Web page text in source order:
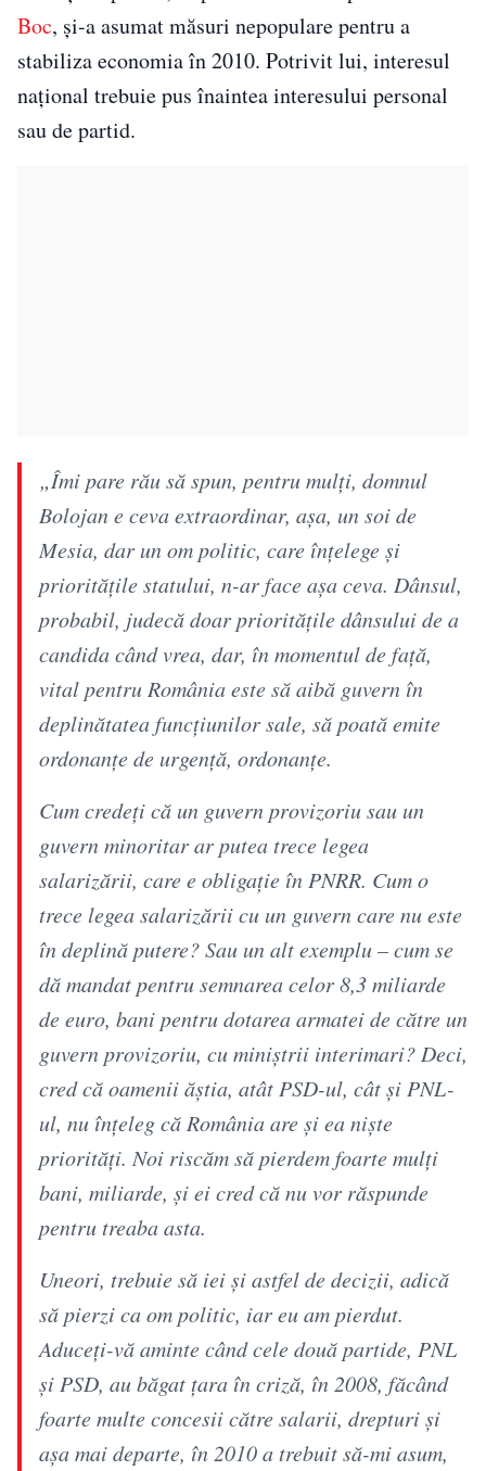
Boc, și-a asumat măsuri nepopulare pentru a
stabiliza economia în 2010. Potrivit lui, interesul
național trebuie pus înaintea interesului personal
sau de partid.
„Îmi pare rău să spun, pentru mulţi, domnul
Bolojan e ceva extraordinar, aşa, un soi de
Mesia, dar un om politic, care înţelege şi
priorităţile statului, n-ar face aşa ceva. Dânsul,
probabil, judecă doar priorităţile dânsului de a
candida când vrea, dar, în momentul de faţă,
vital pentru România este să aibă guvern în
deplinătatea funcţiunilor sale, să poată emite
ordonanţe de urgenţă, ordonanţe.
Cum credeţi că un guvern provizoriu sau un
guvern minoritar ar putea trece legea
salarizării, care e obligaţie în PNRR. Cum o
trece legea salarizării cu un guvern care nu este
în deplină putere? Sau un alt exemplu – cum se
dă mandat pentru semnarea celor 8,3 miliarde
de euro, bani pentru dotarea armatei de către un
guvern provizoriu, cu miniştrii interimari? Deci,
cred că oamenii ăştia, atât PSD-ul, cât şi PNL-
ul, nu înţeleg că România are şi ea nişte
priorităţi. Noi riscăm să pierdem foarte mulţi
bani, miliarde, şi ei cred că nu vor răspunde
pentru treaba asta.
Uneori, trebuie să iei şi astfel de decizii, adică
să pierzi ca om politic, iar eu am pierdut.
Aduceţi-vă aminte când cele două partide, PNL
şi PSD, au băgat ţara în criză, în 2008, făcând
foarte multe concesii către salarii, drepturi şi
aşa mai departe, în 2010 a trebuit să-mi asum,